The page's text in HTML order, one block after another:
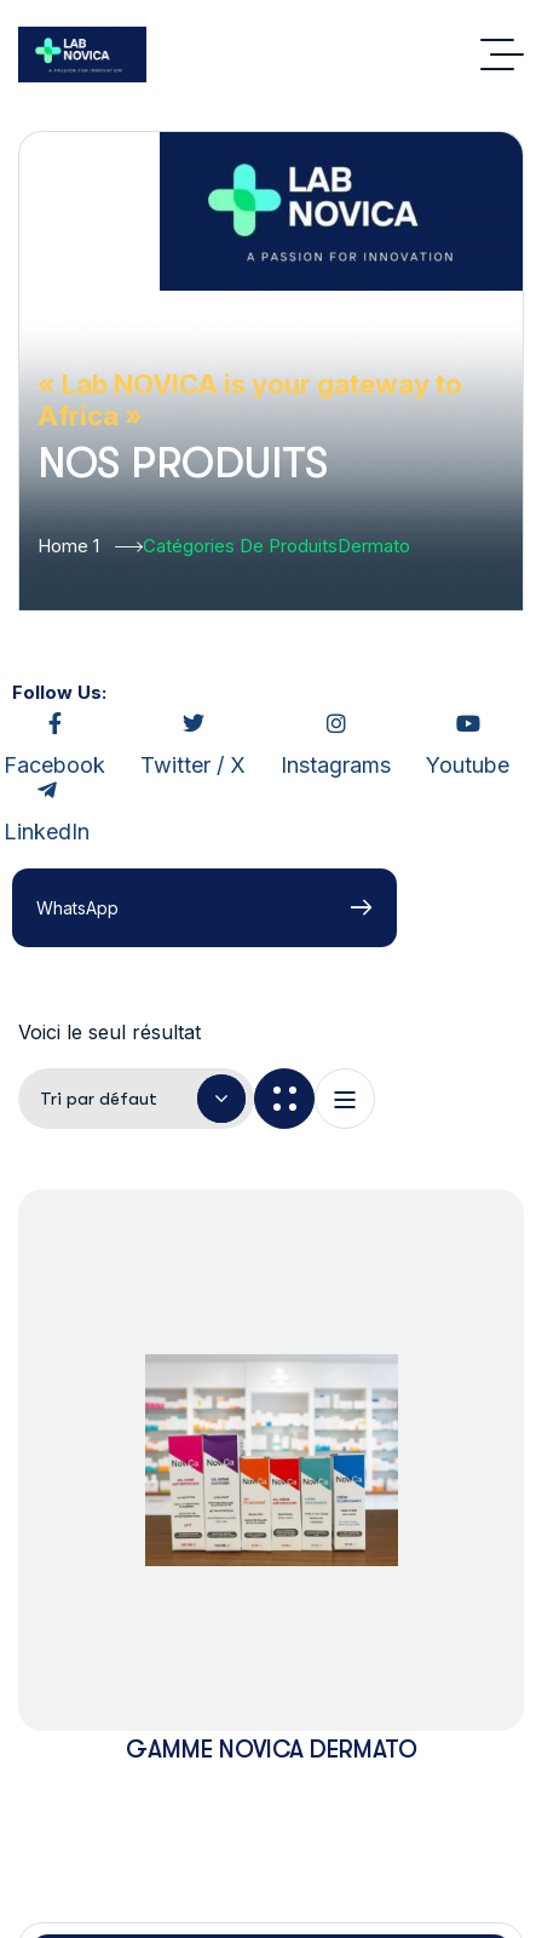
« Lab NOVICA is your gateway to
Africa »
NOS PRODUITS
Home 1 Catégories De ProduitsDermato
Follow Us:
Facebook Twitter / X Instagrams Youtube
LinkedIn
WhatsApp
Voici le seul résultat
Tri par défaut
Lire
GAMME NOVICA DERMATO